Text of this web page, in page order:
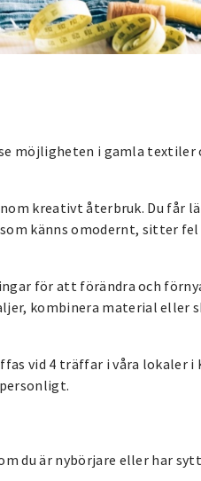
möjligheten i gamla textiler
kreativt återbruk. Du får
känns omodernt, sitter
för att förändra och
kombinera material eller
vid 4 träffar i våra lokaler i
du är nybörjare eller har